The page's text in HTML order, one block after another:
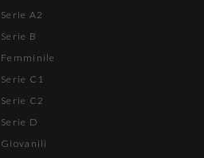
Serie A2
Serie B
Femminile
Serie C1
Serie C2
Serie D
Giovanili